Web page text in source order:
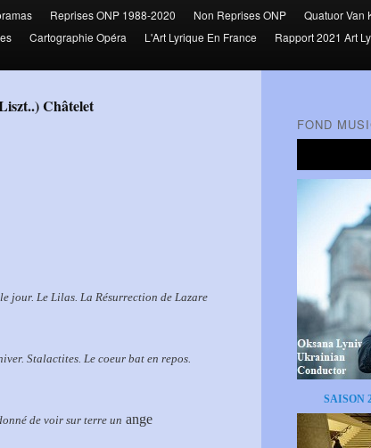
Reprises ONP 1988-2020 Non Reprises ONP Quatuor Van
Cartographie Opéra L'Art Lyrique En France Rapport 2021 Art
Châtelet
jour. Le Lilas. La Résurrection de Lazare
. Stalactites. Le coeur bat en repos.
de voir sur terre un ange
FOND
SAISON